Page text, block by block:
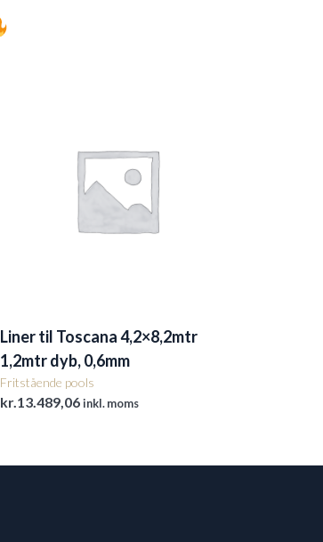
Liner til Toscana 4,2×8,2mtr
1,2mtr dyb, 0,6mm
Fritstående pools
kr.13.489,06inkl. moms